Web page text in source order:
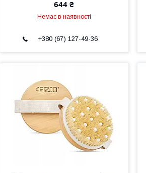
644 ₴
Немає в наявності
+380 (67) 127-49-36